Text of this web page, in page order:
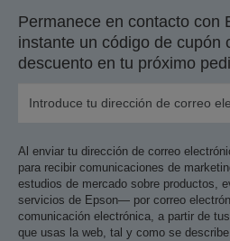
Permanece en contacto con
instante un código de cupón
descuento en tu próximo
Al enviar tu dirección de correo
para recibir comunicaciones de
estudios de mercado sobre productos,
servicios de Epson— por correo
comunicación electrónica, a partir de
que usas la web, tal y como se